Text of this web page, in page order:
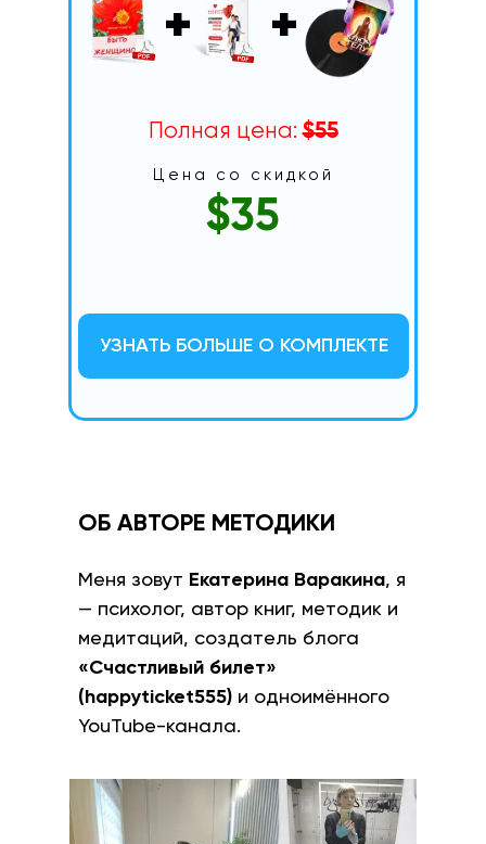
+
+
УЗНАТЬ БОЛЬШЕ О КОМПЛЕКТЕ
$35
Цена со скидкой
Полная цена:$55
ОБ АВТОРЕ МЕТОДИКИ
Меня зовут Екатерина Варакина, я
— психолог, автор книг, методик и
медитаций, создатель блога
«Счастливый билет»
(happyticket555) и одноимённого
YouTube-канала.